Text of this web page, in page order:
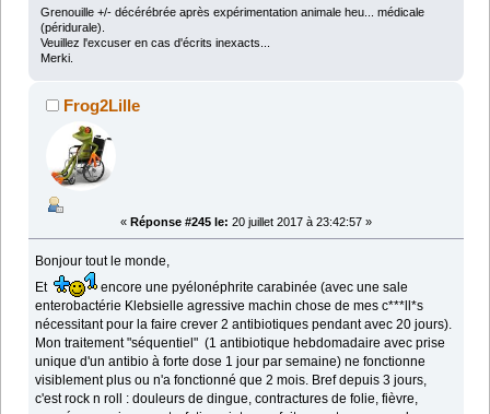
Grenouille +/- décérébrée après expérimentation animale heu... médicale
(péridurale).
Veuillez l'excuser en cas d'écrits inexacts...
Merki.
Frog2Lille
« Réponse #245 le: 20 juillet 2017 à 23:42:57 »
Bonjour tout le monde,
Et
encore une pyélonéphrite carabinée (avec une sale
enterobactérie Klebsielle agressive machin chose de mes c***ll*s
nécessitant pour la faire crever 2 antibiotiques pendant avec 20 jours).
Mon traitement "séquentiel" (1 antibiotique hebdomadaire avec prise
unique d'un antibio à forte dose 1 jour par semaine) ne fonctionne
visiblement plus ou n'a fonctionné que 2 mois. Bref depuis 3 jours,
c'est rock n roll : douleurs de dingue, contractures de folie, fièvre,